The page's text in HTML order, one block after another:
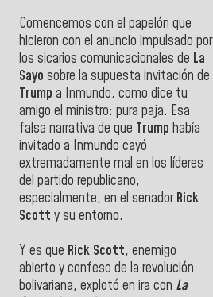
Comencemos con el papelón que
hicieron con el anuncio impulsado por
los sicarios comunicacionales de La
Sayo sobre la supuesta invitación de
Trump a Inmundo, como dice tu
amigo el ministro: pura paja. Esa
falsa narrativa de que Trump había
invitado a Inmundo cayó
extremadamente mal en los líderes
del partido republicano,
especialmente, en el senadorRick
Scott y su entorno.
Y es que Rick Scott, enemigo
abierto y confeso de la revolución
bolivariana, explotó en ira con La